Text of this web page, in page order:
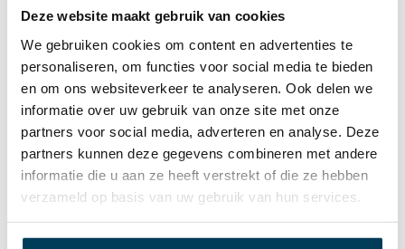
Deze website maakt gebruik van cookies
We gebruiken cookies om content en advertenties te
personaliseren, om functies voor social media te bieden
en om ons websiteverkeer te analyseren. Ook delen we
informatie over uw gebruik van onze site met onze
partners voor social media, adverteren en analyse. Deze
partners kunnen deze gegevens combineren met andere
informatie die u aan ze heeft verstrekt of die ze hebben
verzameld op basis van uw gebruik van hun services.
Bella Donna Premium
Hoeslaken Gebroken Wit
109,00-€231,00
Bella Donna Premium
Hoeslaken Grijs
€109,00- €231,00